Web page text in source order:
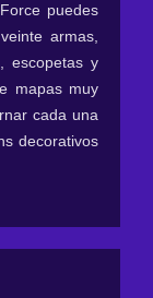
puedes
armas,
escopetas y
mapas muy
cada una
decorativos